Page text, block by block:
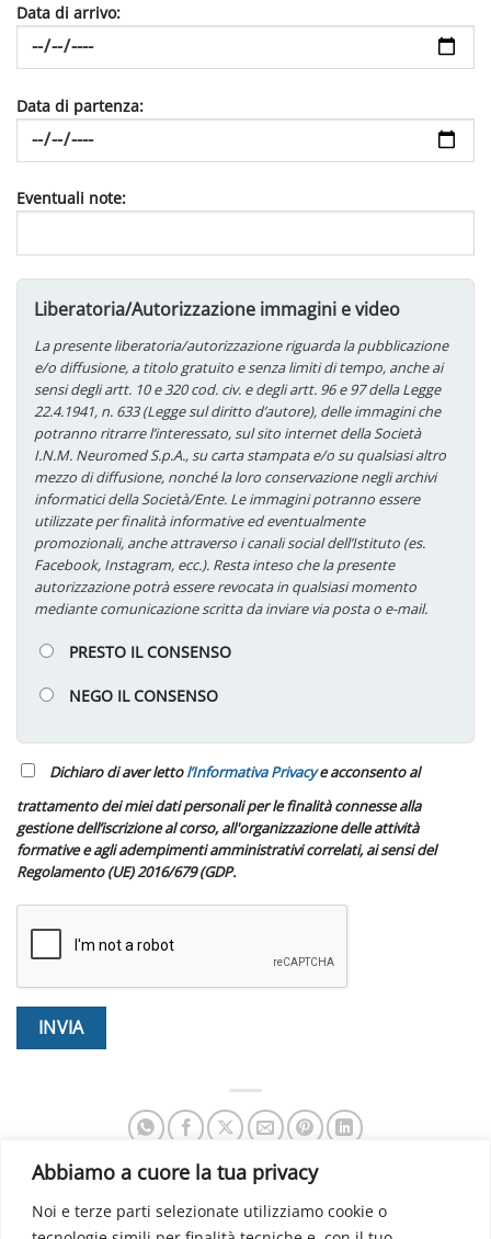
Abbiamo a cuore la tua privacy
Noi e terze parti selezionate utilizziamo cookie o
Data di arrivo:
Data di partenza:
Eventuali note:
Liberatoria/Autorizzazione immagini e video
La presente liberatoria/autorizzazione riguarda la pubblicazione
e/o diffusione, a titolo gratuito e senza limiti di tempo, anche ai
sensi degli artt. 10 e 320 cod. civ. e degli artt. 96 e 97 della Legge
22.4.1941, n. 633 (Legge sul diritto d’autore), delle immagini che
potranno ritrarre l’interessato, sul sito internet della Società
I.N.M. Neuromed S.p.A., su carta stampata e/o su qualsiasi altro
mezzo di diffusione, nonché la loro conservazione negli archivi
informatici della Società/Ente. Le immagini potranno essere
utilizzate per finalità informative ed eventualmente
promozionali, anche attraverso i canali social dell’Istituto (es.
Facebook, Instagram, ecc.). Resta inteso che la presente
autorizzazione potrà essere revocata in qualsiasi momento
mediante comunicazione scritta da inviare via posta o e-mail.
PRESTO IL CONSENSO
NEGO IL CONSENSO
Dichiaro di aver lettol’Informativa Privacye acconsento al
trattamento dei miei dati personali per le finalità connesse alla
gestione dell’iscrizione al corso, all'organizzazione delle attività
formative e agli adempimenti amministrativi correlati, ai sensi del
Regolamento (UE) 2016/679 (GDP.
Corso integrato di
Neuromed Spine School